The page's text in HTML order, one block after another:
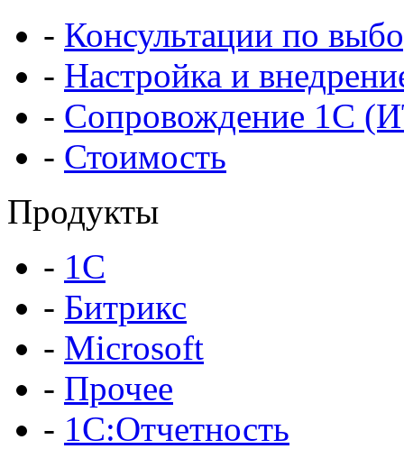
- Консультации по
- Настройка и
- Сопровождение 1С
- Стоимость
Продукты
- 1С
- Битрикс
- Microsoft
- Прочее
- 1С:Отчетность